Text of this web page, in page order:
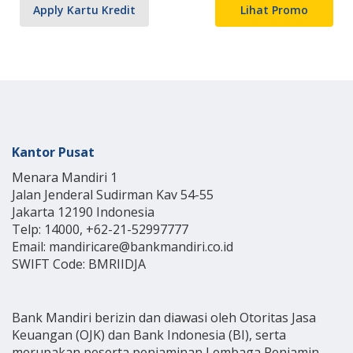
Apply Kartu Kredit Lihat Promo
Kantor Pusat
Menara Mandiri 1
Jalan Jenderal Sudirman Kav 54-55
Jakarta 12190 Indonesia
Telp: 14000, +62-21-52997777
Email: mandiricare@bankmandiri.co.id
SWIFT Code: BMRIIDJA
Bank Mandiri berizin dan diawasi oleh Otoritas Jasa
Keuangan (OJK) dan Bank Indonesia (BI), serta